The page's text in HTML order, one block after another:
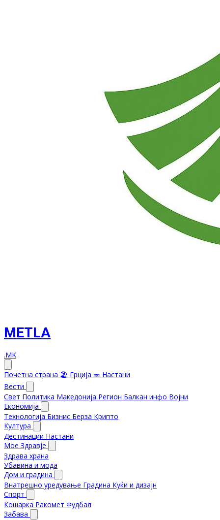
METLA
.MK
Почетна страна 🏖️ Грција 🎫 Настани
Вести
Свет Политика Македонија Регион Балкан инфо Војни
Економија
Технологија Бизнис Берза Крипто
Култура
Дестинации Настани
Мое Здравје
Здрава храна
Убавина и мода
Дом и градина
Внатрешно уредување Градина Куќи и дизајн
Спорт
Кошарка Ракомет Фудбал
Забава